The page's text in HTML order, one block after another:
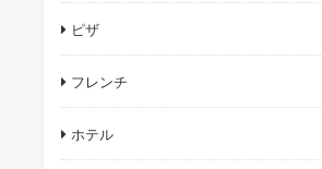
ピザ
フレンチ
ホテル